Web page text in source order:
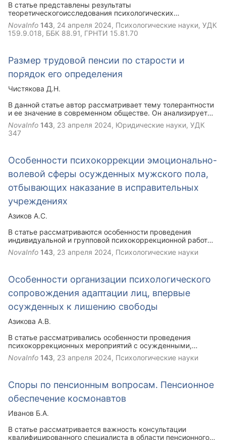
В статье представлены результаты
теоретическогоисследования психологических
особенностей осужденных за преступления, связанные с
посягательством на половую свободу и
половуюнеприкосновенность. Раскрыты индивидуально-
категорииосужденных. Результаты исследования могут
практической деятельности.
NovaInfo 143, 24 апреля 2024, Психологические науки, УДК
159.9.018, ББК 88.91, ГРНТИ 15.81.70
Размер трудовой пенсии по старости и
порядок его определения
Чистякова Д.Н.
В данной статье автор рассматривает тему толерантности
и ее значение в современном обществе. Он анализирует
различные аспекты толерантности, обращая внимание на
ее важность для поддержания мирных отношений между
людьми различных культур, религий и убеждений. Автор
разрешению конфликтов и созданию гармоничного
общества. Он также обращает внимание на роль
образования и воспитания в формировании толерантного
отношения к окружающему миру. Главная мысль статьи
заключается в том, что толерантность является ключевым
принципом современного общества, способствующим
национальностей.
NovaInfo 143, 23 апреля 2024, Юридические науки, УДК
347
Особенности психокоррекции эмоционально-
волевой сферы осужденных мужского пола,
отбывающих наказание в исправительных
учреждениях
Азиков А.С.
В статье рассматриваются особенности проведения
индивидуальной и групповой психокоррекционной работы
с осужденными мужского пола, отбывающими наказания в
исправительных учреждениях, с дефектами
NovaInfo 143, 23 апреля 2024, Психологические науки
Особенности организации психологического
сопровождения адаптации лиц, впервые
осужденных к лишению свободы
Азикова А.В.
В статье рассматривались особенности проведения
психокоррекционных мероприятий с осужденными,
впервые осужденных к лишению свободы. Описаны
возможности применения психологического
NovaInfo 143, 23 апреля 2024, Психологические науки
Споры по пенсионным вопросам. Пенсионное
обеспечение космонавтов
Иванов Б.А.
В статье рассматривается важность консультации
квалифицированного специалиста в области пенсионного